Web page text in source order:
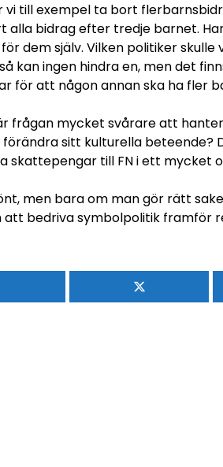
vi till exempel ta bort
alla bidrag efter tredje barnet.
dem själv. Vilken politiker
kan ingen hindra en, men det
för att någon annan ska ha fler
frågan mycket svårare att
sitt kulturella beteende?
skattepengar till FN i ett mycket
men bara om man gör rätt
att bedriva symbolpolitik framför